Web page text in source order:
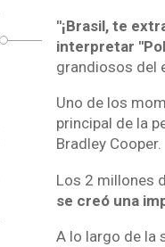
"¡Brasil, te
interpretar
grandiosos del
Uno de los
principal de la
Bradley Cooper.
Los 2 millones
se creó una
A lo largo de la